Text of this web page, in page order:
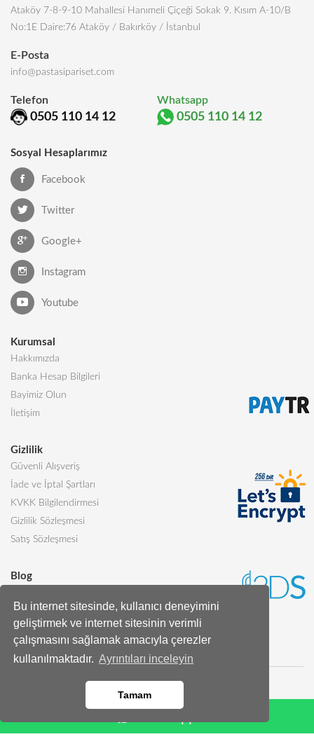
Bu internet sitesinde, kullanıcı deneyimini
geliştirmek ve internet sitesinin verimli
çalışmasını sağlamak amacıyla çerezler
kullanılmaktadır. Ayrıntıları inceleyin
Tamam
Ataköy 7-8-9-10 Mahallesi Hanımeli Çiçeği Sokak 9. Kısım A-10/B
No:1E Daire:76 Ataköy / Bakırköy / İstanbul
E-Posta
info@pastasipariset.com
Telefon
0505 110 14 12
Whatsapp
0505 110 14 12
Sosyal Hesaplarımız
Facebook
Twitter
Google+
Instagram
Youtube
Kurumsal
Hakkımızda
Banka Hesap Bilgileri
Bayimiz Olun
İletişim
Gizlilik
Güvenli Alışveriş
İade ve İptal Şartları
KVKK Bilgilendirmesi
Gizlilik Sözleşmesi
Satış Sözleşmesi
Blog
Butik Pasta Nedir?
Tüm Blog Yazıları